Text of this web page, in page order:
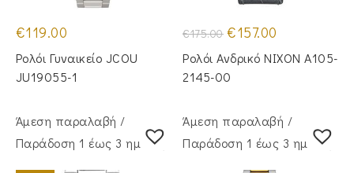
€119.00
Ρολόι Γυναικείο JCOU
JU19055-1
€175.00 Original
price
was:
€175.00.
€157.00
τιμή
είναι:
Ρολόι Ανδρικό NIXON A105-
2145-00
Άμεση παραλαβή /
Παράδoση 1 έως 3 ημέρες
Άμεση παραλαβή /
Παράδoση 1 έως 3 ημέρες